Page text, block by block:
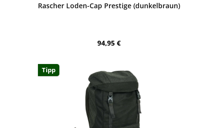
Rascher Loden-Cap Prestige (dunkelbraun)
Regulärer Preis:
94,95 €
Tipp